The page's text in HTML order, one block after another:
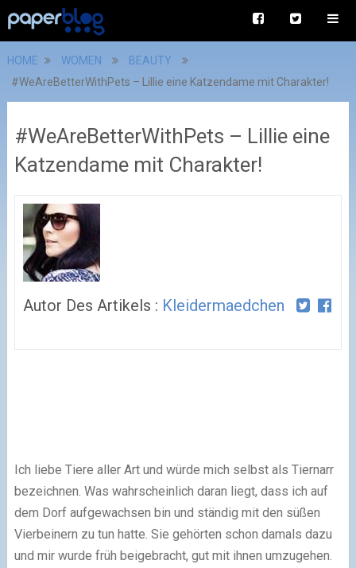
HOME WOMEN
BEAUTY
#WeAreBetterWithPets – Lillie eine Katzendame mit Charakter!
#WeAreBetterWithPets – Lillie eine
Katzendame mit Charakter!
Autor Des Artikels : Kleidermaedchen
Ich liebe Tiere aller Art und würde mich selbst als Tiernarr
bezeichnen. Was wahrscheinlich daran liegt, dass ich auf
dem Dorf aufgewachsen bin und ständig mit den süßen
Vierbeinern zu tun hatte. Sie gehörten schon damals dazu
und mir wurde früh beigebracht, gut mit ihnen umzugehen.